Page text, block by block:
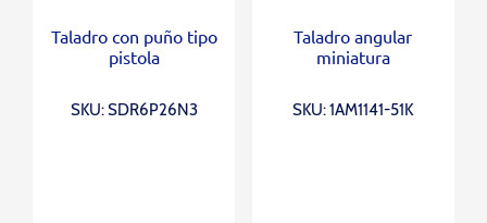
Taladro con puño tipo
pistola
SKU: SDR6P26N3
Taladro angular
miniatura
SKU: 1AM1141-51K